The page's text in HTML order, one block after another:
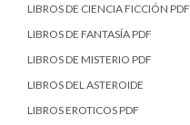
LIBROS DE CIENCIA FICCIÓN PDF
LIBROS DE FANTASÍA PDF
LIBROS DE MISTERIO PDF
LIBROS DEL ASTEROIDE
LIBROS EROTICOS PDF